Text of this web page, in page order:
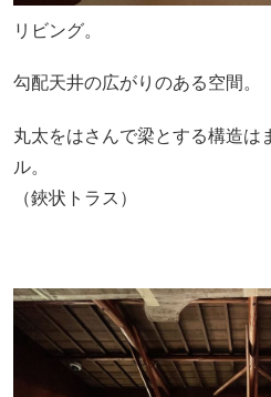
リビング。
勾配天井の広がりのある空間。
丸太をはさんで梁とする構造は
ル。
（鋏状トラス）